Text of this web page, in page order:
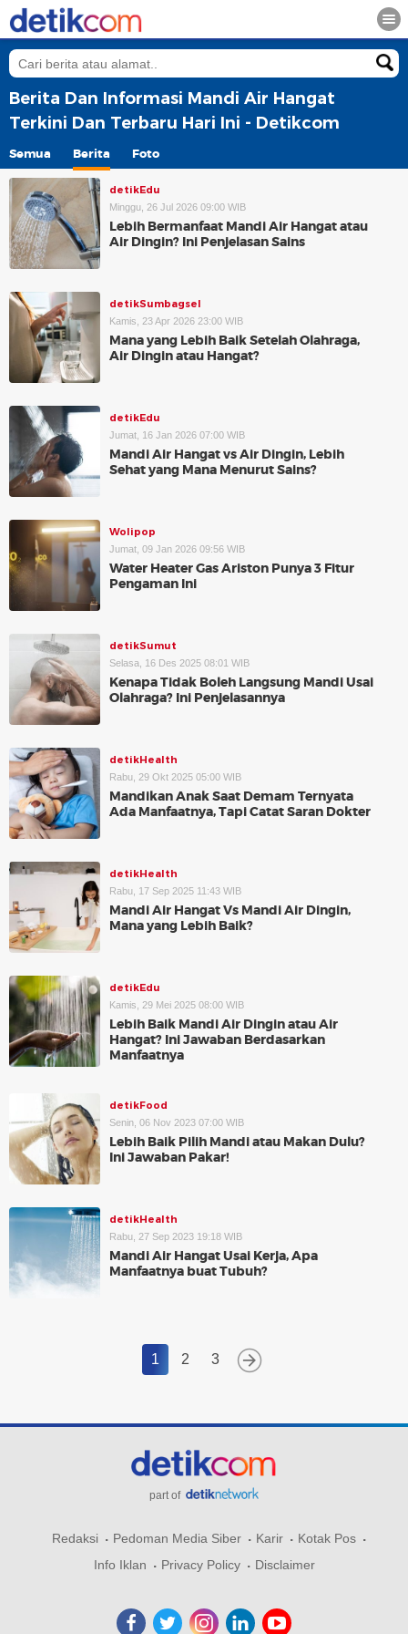
Berita Dan Informasi Mandi Air Hangat
Terkini Dan Terbaru Hari Ini - Detikcom
Semua Berita Foto
detikEdu
Minggu, 26 Jul 2026 09:00 WIB
Lebih Bermanfaat Mandi Air Hangat atau
Air Dingin? Ini Penjelasan Sains
detikSumbagsel
Kamis, 23 Apr 2026 23:00 WIB
Mana yang Lebih Baik Setelah Olahraga,
Air Dingin atau Hangat?
detikEdu
Jumat, 16 Jan 2026 07:00 WIB
Mandi Air Hangat vs Air Dingin, Lebih
Sehat yang Mana Menurut Sains?
Wolipop
Jumat, 09 Jan 2026 09:56 WIB
Water Heater Gas Ariston Punya 3 Fitur
Pengaman Ini
detikSumut
Selasa, 16 Des 2025 08:01 WIB
Kenapa Tidak Boleh Langsung Mandi Usai
Olahraga? Ini Penjelasannya
detikHealth
Rabu, 29 Okt 2025 05:00 WIB
Mandikan Anak Saat Demam Ternyata
Ada Manfaatnya, Tapi Catat Saran Dokter
detikHealth
Rabu, 17 Sep 2025 11:43 WIB
Mandi Air Hangat Vs Mandi Air Dingin,
Mana yang Lebih Baik?
detikEdu
Kamis, 29 Mei 2025 08:00 WIB
Lebih Baik Mandi Air Dingin atau Air
Hangat? Ini Jawaban Berdasarkan
Manfaatnya
detikFood
Senin, 06 Nov 2023 07:00 WIB
Lebih Baik Pilih Mandi atau Makan Dulu?
Ini Jawaban Pakar!
detikHealth
Rabu, 27 Sep 2023 19:18 WIB
Mandi Air Hangat Usai Kerja, Apa
Manfaatnya buat Tubuh?
1 2 3
part of
Redaksi Pedoman Media Siber Karir
Kotak Pos
Info Iklan
Privacy Policy Disclaimer